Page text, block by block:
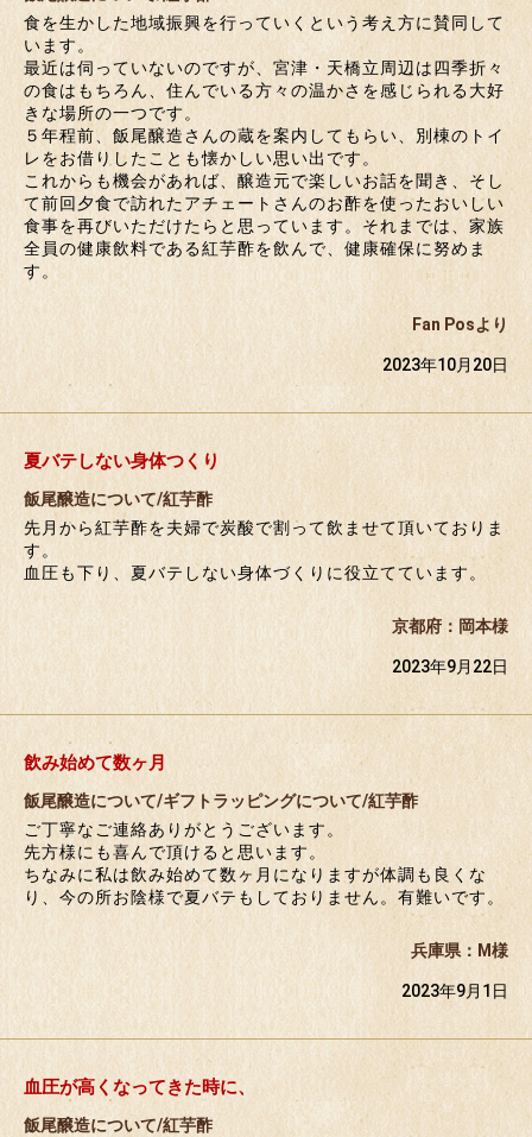
食を生かした地域振興を行っていくという考え方に賛同して
います。
最近は伺っていないのですが、宮津・天橋立周辺は四季折々
の食はもちろん、住んでいる方々の温かさを感じられる大好
きな場所の一つです。
５年程前、飯尾醸造さんの蔵を案内してもらい、別棟のトイ
レをお借りしたことも懐かしい思い出です。
これからも機会があれば、醸造元で楽しいお話を聞き、そし
て前回夕食で訪れたアチェートさんのお酢を使ったおいしい
食事を再びいただけたらと思っています。それまでは、家族
全員の健康飲料である紅芋酢を飲んで、健康確保に努めま
す。
Fan Posより
2023年10月20日
夏バテしない身体つくり
飯尾醸造について/紅芋酢
先月から紅芋酢を夫婦で炭酸で割って飲ませて頂いておりま
す。
血圧も下り、夏バテしない身体づくりに役立てています。
京都府：岡本様
2023年9月22日
飲み始めて数ヶ月
飯尾醸造について/ギフトラッピングについて/紅芋酢
ご丁寧なご連絡ありがとうございます。
先方様にも喜んで頂けると思います。
ちなみに私は飲み始めて数ヶ月になりますが体調も良くな
り、今の所お陰様で夏バテもしておりません。有難いです。
兵庫県：M様
2023年9月1日
血圧が高くなってきた時に、
飯尾醸造について/紅芋酢